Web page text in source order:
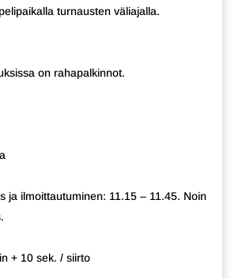
turnausten väliajalla.
on rahapalkinnot.
ja ilmoittautuminen: 11.15 – 11.45. Noin
+ 10 sek. / siirto